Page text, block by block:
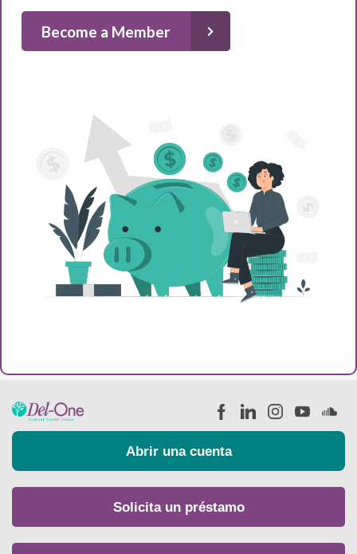
Become a Member
Abrir una cuenta
Solicita un préstamo